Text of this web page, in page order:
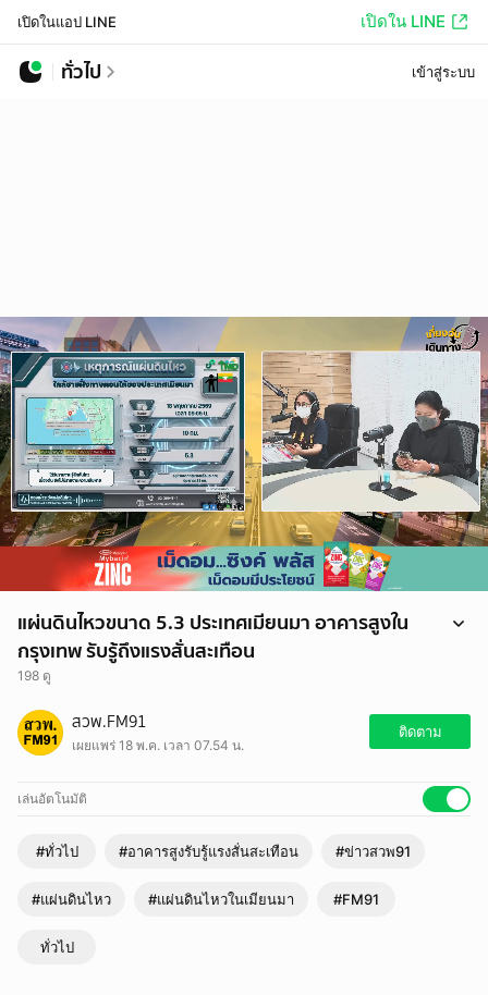
เปิดในแอป LINE เปิดใน LINE
ทั่วไป เข้าสู่ระบบ
แผ่นดินไหวขนาด 5.3 ประเทศเมียนมา อาคารสูงใน
กรุงเทพ รับรู้ถึงแรงสั่นสะเทือน
198 ดู
แผ่นดินไหวขนาด 5.3 ประเทศเมียนมา อาคารสูงในกรุงเทพ รับรู้ถึงแรงสั่น
สะเทือน
https://www.fm91bkk.com/newsarticle/72067
สวพ.FM91
เผยแพร่ 18 พ.ค. เวลา 07.54 น.
ติดตาม
เล่นอัตโนมัติ
#ทั่วไป #อาคารสูงรับรู้แรงสั่นสะเทือน #ข่าวสวพ91
#แผ่นดินไหว #แผ่นดินไหวในเมียนมา #FM91
ทั่วไป